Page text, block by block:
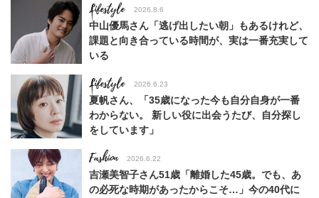
Lifestyle 2026.8.6
中山優馬さん「逃げ出したい朝」もあるけれど、
課題と向き合っている時間が、実は一番充実して
いる
Lifestyle 2026.6.23
夏帆さん、「35歳になった今も自分自身が一番
わからない。 新しい役に出会うたび、自分探し
をしています」
Fashion 2026.6.22
吉瀬美智子さん51歳「離婚した45歳。でも、あ
の必死な時期があったからこそ…」今の40代に